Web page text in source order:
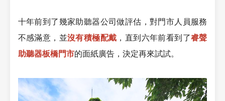
十年前到了幾家助聽器公司做評估，對門市人員服務
不感滿意，並沒有積極配戴 ，直到六年前看到了睿聲
助聽器板橋門市的面紙廣告，決定再來試試。